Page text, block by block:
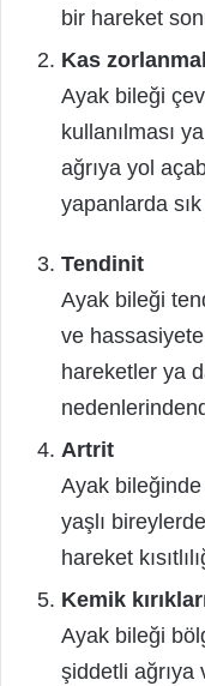
bir hareket
Kas
Ayak bileği
kullanılması
ağrıya yol
yapanlarda
Tendinit
Ayak bileği
ve
hareketler ya
Artrit
Ayak
yaşlı
hareket
Kemik
Ayak bileği
şiddetli